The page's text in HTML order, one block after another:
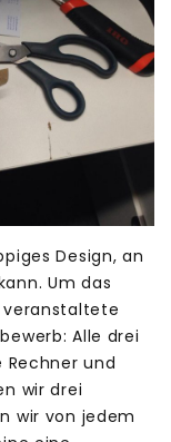
Design, an
Um das
veranstaltete
Alle drei
und
wir drei
wir von jedem